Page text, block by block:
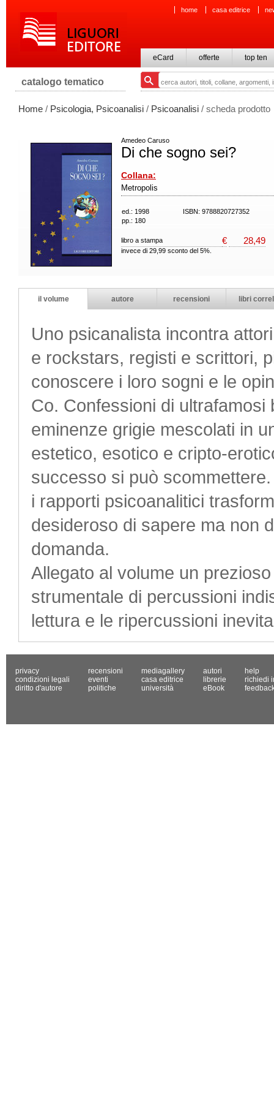
home casa editrice
eCard offerte top ten
catalogo tematico
Home / Psicologia, Psicoanalisi / Psicoanalisi / scheda prodotto
Amedeo Caruso
Di che sogno sei?
Collana:
Metropolis
ed.: 1998
ISBN: 9788820727352
pp.: 180
libro a stampa € 28,49
invece di 29,99 sconto del 5%.
il volume autore recensioni libri
Uno psicanalista incontra
e rockstars, registi e scrittori,
conoscere i loro sogni e le
Co. Confessioni di
eminenze grigie mescolati in
estetico, esotico e cripto-
successo si può
i rapporti psicoanalitici
desideroso di sapere ma non
domanda.
Allegato al volume un
strumentale di percussioni
lettura e le ripercussioni
privacy
condizioni legali
diritto d'autore
recensioni
eventi
politiche
mediagallery
casa editrice
università
autori
librerie
eBook
help
richiedi